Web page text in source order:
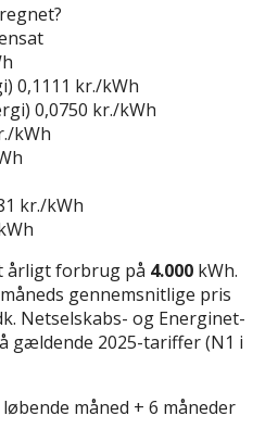
0,1111 kr./kWh
0,0750 kr./kWh
kWh
kr./kWh
årligt forbrug på 4.000 kWh.
gennemsnitlige pris
Netselskabs- og Energinet-
gældende 2025-tariffer (N1 i
måned + 6 måneder